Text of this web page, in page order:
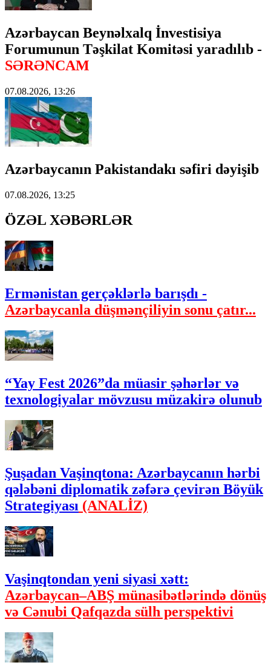
Azərbaycan Beynəlxalq İnvestisiya
Forumunun Təşkilat Komitəsi yaradılıb -
SƏRƏNCAM
07.08.2026, 13:26
Azərbaycanın Pakistandakı səfiri dəyişib
07.08.2026, 13:25
ÖZƏL XƏBƏRLƏR
Ermənistan gerçəklərlə barışdı -
Azərbaycanla düşmənçiliyin sonu çatır...
“Yay Fest 2026”da müasir şəhərlər və
texnologiyalar mövzusu müzakirə olunub
Şuşadan Vaşinqtona: Azərbaycanın hərbi
qələbəni diplomatik zəfərə çevirən Böyük
Strategiyası (ANALİZ)
Vaşinqtondan yeni siyasi xətt:
Azərbaycan–ABŞ münasibətlərində dönüş
və Cənubi Qafqazda sülh perspektivi